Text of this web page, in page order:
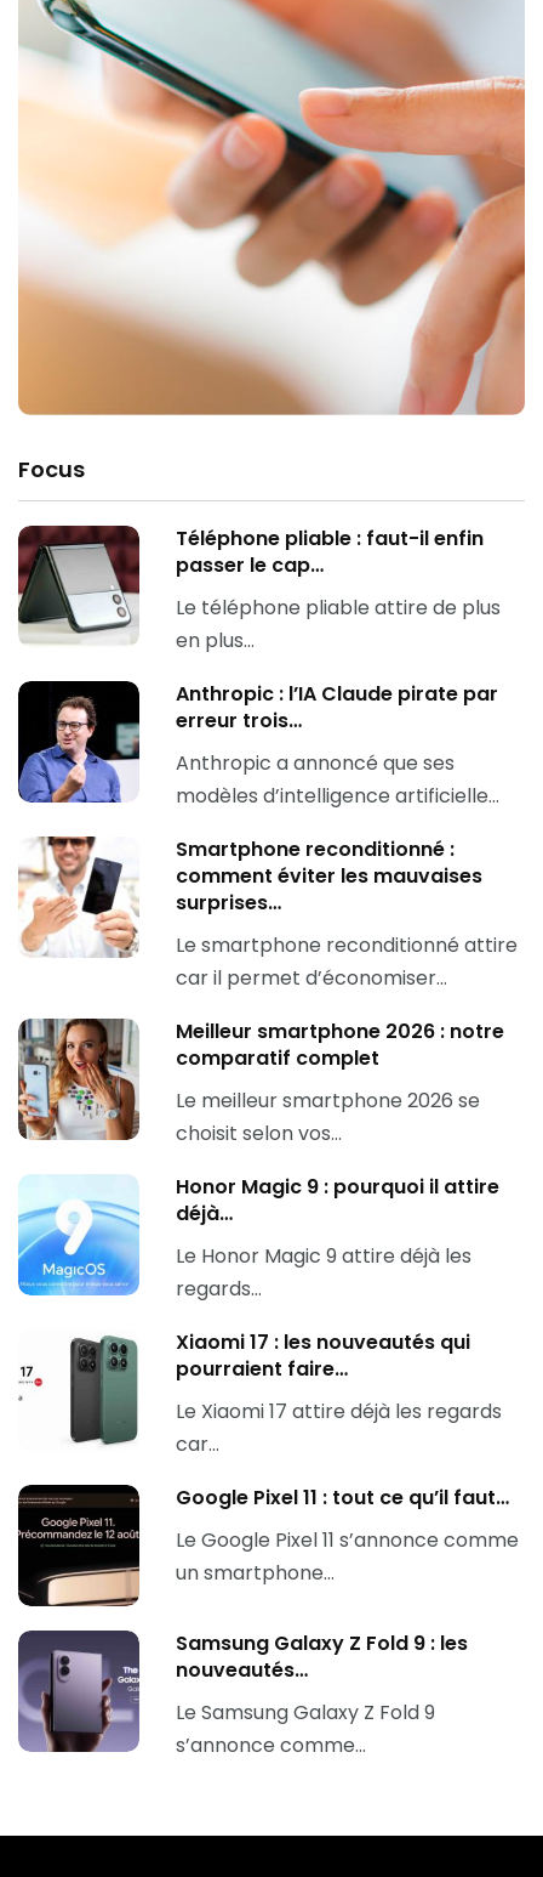
Focus
Téléphone pliable : faut-il enfin
passer le cap…
Le téléphone pliable attire de plus
en plus…
Anthropic : l’IA Claude pirate par
erreur trois…
Anthropic a annoncé que ses
modèles d’intelligence artificielle…
Smartphone reconditionné :
comment éviter les mauvaises
surprises…
Le smartphone reconditionné attire
car il permet d’économiser…
Meilleur smartphone 2026 : notre
comparatif complet
Le meilleur smartphone 2026 se
choisit selon vos…
Honor Magic 9 : pourquoi il attire
déjà…
Le Honor Magic 9 attire déjà les
regards…
Xiaomi 17 : les nouveautés qui
pourraient faire…
Le Xiaomi 17 attire déjà les regards
car…
Google Pixel 11 : tout ce qu’il faut…
Le Google Pixel 11 s’annonce comme
un smartphone…
Samsung Galaxy Z Fold 9 : les
nouveautés…
Le Samsung Galaxy Z Fold 9
s’annonce comme…